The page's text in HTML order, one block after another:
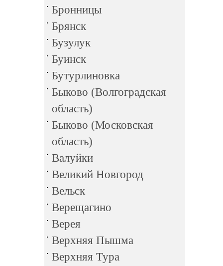
Бронницы
Брянск
Бузулук
Буинск
Бутурлиновка
Быково (Волгоградская
область)
Быково (Московская
область)
Валуйки
Великий Новгород
Вельск
Верещагино
Верея
Верхняя Пышма
Верхняя Тура